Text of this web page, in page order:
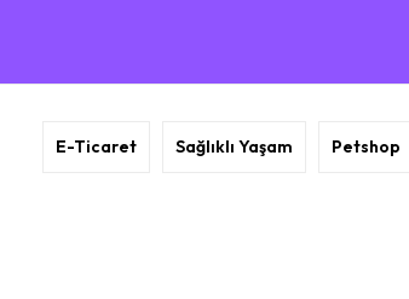
E-Ticaret Sağlıklı Yaşam Petshop